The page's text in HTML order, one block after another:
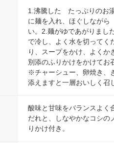
1.沸騰した たっぷりのお
に麺を入れ、ほぐしなが
い。2.麺がゆであがりまし
で冷し、よく水を切ってく
り、スープをかけ、よくか
別添のふりかけをかけてお
※チャーシュー、卵焼き、
添えますと一層おいしく召
酸味と甘味をバランスよく
だれと、しなやかなコシの
りかけ付き。